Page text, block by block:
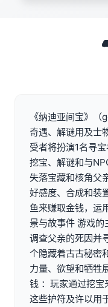
《纳迪亚间宝》
奇遇、解谜用及士
受者将扮演1名寻
挖宝、解谜和与
失落宝藏和核角父
好感度、合成和装
鱼来赚取金钱，运
景与故事件 游戏的
调查父亲的死因并
个隐藏着古古秘密
力量、欲望和牺牲
钱 ：玩家通过挖宝
这些护符及许以用